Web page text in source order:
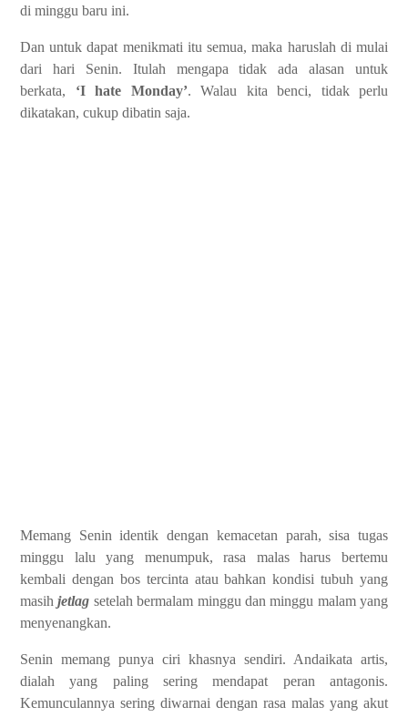
di minggu baru ini.
Dan untuk dapat menikmati itu semua, maka haruslah di mulai
dari hari Senin. Itulah mengapa tidak ada alasan untuk
berkata, ‘I hate Monday’. Walau kita benci, tidak perlu
dikatakan, cukup dibatin saja.
Memang Senin identik dengan kemacetan parah, sisa tugas
minggu lalu yang menumpuk, rasa malas harus bertemu
kembali dengan bos tercinta atau bahkan kondisi tubuh yang
masihjetlag setelah bermalam minggu dan minggu malam yang
menyenangkan.
Senin memang punya ciri khasnya sendiri. Andaikata artis,
dialah yang paling sering mendapat peran antagonis.
Kemunculannya sering diwarnai dengan rasa malas yang akut